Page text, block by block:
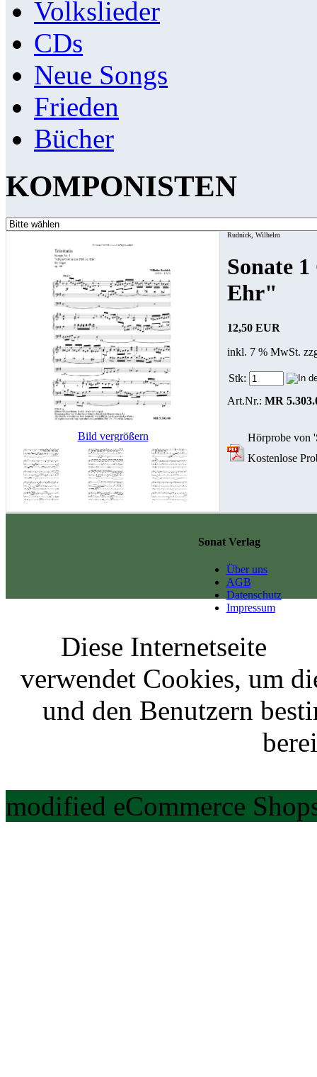
Volkslieder
CDs
Neue Songs
Frieden
Bücher
KOMPONISTEN
Bild vergrößern
Rudnick, Wilhelm
Sonate
Ehr"
12,50 EUR
inkl. 7 % MwSt.
Stk:
Art.Nr.: MR
Hörprobe von
Kostenlose
Sonat Verlag
Über uns
AGB
Datenschutz
Impressum
Diese Internetseite
verwendet Cookies, um
und den Benutzern
modified eCommerce